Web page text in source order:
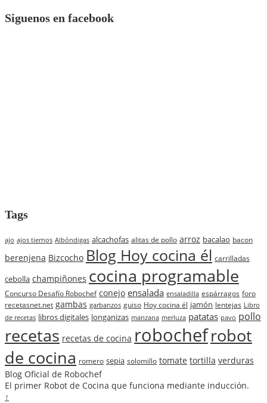
Siguenos en facebook
Tags
ajo ajos tiernos Albóndigas alcachofas alitas de pollo arroz bacalao bacon
berenjena Bizcocho Blog Hoy cocina él carrilladas
cebolla champiñones cocina programable
Concurso Desafío Robochef conejo ensalada ensaladilla espárragos foro
recetasnet.net gambas garbanzos guiso Hoy cocina él jamón lentejas Libro
de recetas libros digitales longanizas manzana merluza patatas pavo pollo
recetas recetas de cocina robochefrobot
de cocina romero sepia solomillo tomate tortilla verduras
Blog Oficial de Robochef
El primer Robot de Cocina que funciona mediante inducción.
↑